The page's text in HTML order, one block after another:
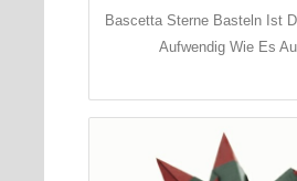
Bascetta Sterne Basteln Ist
Aufwendig Wie Es